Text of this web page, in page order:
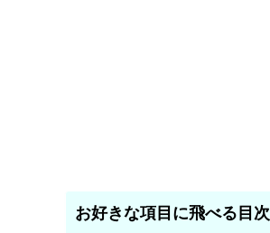
お好きな項目に飛べる目次